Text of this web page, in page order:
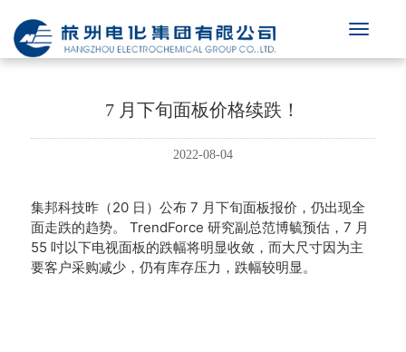
7 月下旬面板价格续跌！
2022-08-04
集邦科技昨（20 日）公布 7 月下旬面板报价，仍出现全
面走跌的趋势。
TrendForce 研究副总范博毓预估，7 月
55 吋以下电视面板的跌幅将明显收敛，而大尺寸因为主
要客户采购减少，仍有库存压力，跌幅较明显。